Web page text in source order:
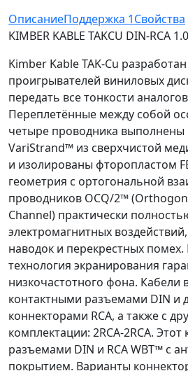
ОписаниеПоддержка 1Свойства
KIMBER KABLE TAKCU DIN-RCA
Kimber Kable TAK-Cu
проигрывателей виниловых
передать все тонкости
Переплетённые между собой
четыре проводника выполнены
VariStrand™ из сверхчистой
и изолированы фторопластом
геометрия с ортогональной
проводников OCQ/2™
Channel) практически
электромагнитных
наводок и перекрестных
технология экранирования
низкочастотного фона. Кабели
контактными разъемами DIN
коннекторами RCA, а также с
комплектации: 2RCA-2RCA.
разъемами DIN и RCA WBT™ с
покрытием. Варианты